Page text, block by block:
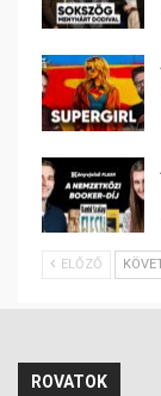
ELŐZŐ
ROVATOK